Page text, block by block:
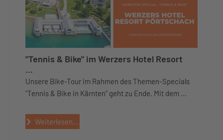
"Tennis & Bike" im Werzers Hotel Resort
...
Unsere Bike-Tour im Rahmen des Themen-Specials
"Tennis & Bike in Kärnten" geht zu Ende. Mit dem ...
Weiterlesen...